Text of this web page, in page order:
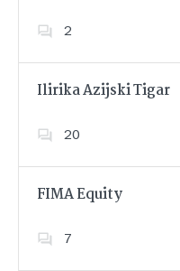
2
Ilirika Azijski Tigar
20
FIMA Equity
7